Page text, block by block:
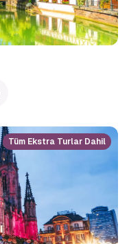
Tüm Ekstra Turlar Dahil